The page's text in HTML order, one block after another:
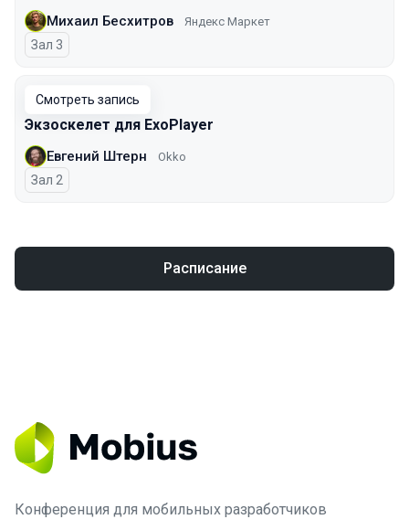
Михаил Бесхитров Яндекс Маркет
Зал 3
Смотреть запись
Экзоскелет для ExoPlayer
Евгений Штерн Okko
Зал 2
Расписание
Конференция для мобильных разработчиков